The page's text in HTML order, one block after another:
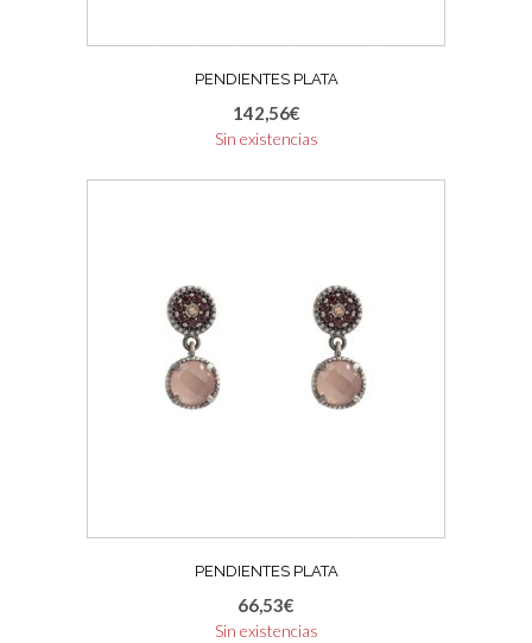
PENDIENTES PLATA
142,56€
Sin existencias
PENDIENTES PLATA
66,53€
Sin existencias